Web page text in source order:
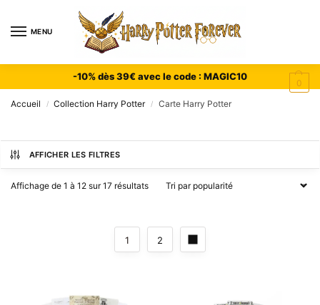
MENU
0
-10% dès 39€ avec le code : MAGIC10
Accueil / Collection Harry Potter / Carte Harry Potter
AFFICHER LES FILTRES
Affichage de 1 à 12 sur 17 résultats
1 2